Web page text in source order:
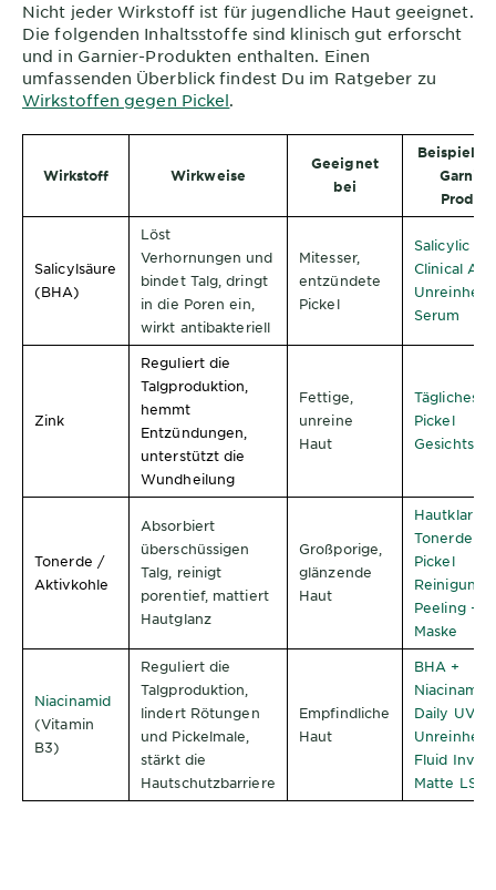
Nicht jeder Wirkstoff ist für jugendliche Haut geeignet.
Die folgenden Inhaltsstoffe sind klinisch gut erforscht
und in Garnier-Produkten enthalten. Einen
umfassenden Überblick findest Du im Ratgeber zu
Wirkstoffen gegen Pickel.
Wirkstoff Wirkweise
Geeignet
bei
Produkt
Salicylsäure
(BHA)
Löst
Verhornungen und
bindet Talg, dringt
in die Poren ein,
wirkt antibakteriell
Mitesser,
entzündete
Pickel
Salicylic 7-
Clinical
Serum
Zink
Reguliert die
Talgproduktion,
hemmt
Entzündungen,
unterstützt die
Wundheilung
Fettige,
unreine
Haut
Tägliches
Pickel
Tonerde /
Aktivkohle
Absorbiert
überschüssigen
Talg, reinigt
porentief, mattiert
Hautglanz
Großporige,
glänzende
Haut
Hautklar
Tonerde
Pickel
Reinigung
Peeling +
Maske
Niacinamid
(Vitamin
B3)
Reguliert die
Talgproduktion,
lindert Rötungen
und Pickelmale,
stärkt die
Hautschutzbarriere
Empfindliche
Haut
BHA +
Niacinamid
Daily UV
Fluid
Matte LSF